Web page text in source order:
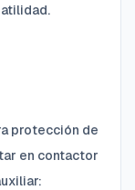
protección de
en contactor